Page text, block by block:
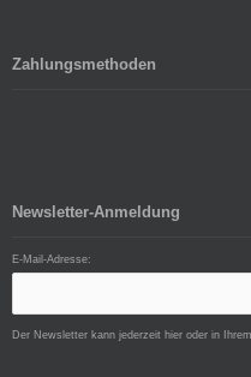
Zahlungsmethoden
Newsletter-Anmeldung
E-Mail-Adresse:
Der Newsletter kann jederzeit hier oder in